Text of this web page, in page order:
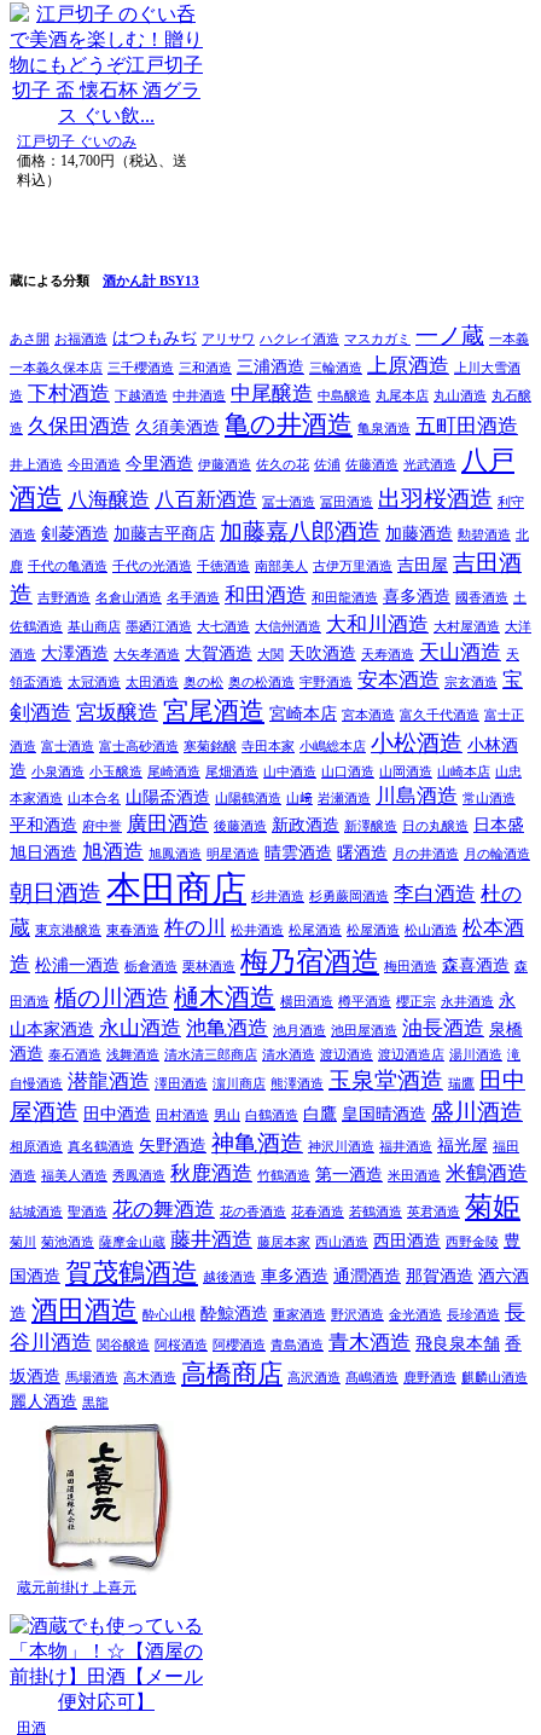
江戸切子 ぐいのみ
価格：14,700円（税込、送
料込）
蔵による分類 酒かん計 BSY13
あさ開 お福酒造 はつもみぢ アリサワ ハクレイ酒造 マスカガミ 一ノ蔵 一本義
一本義久保本店 三千櫻酒造 三和酒造 三浦酒造 三輪酒造 上原酒造 上川大雪酒
造 下村酒造 下越酒造 中井酒造 中尾醸造 中島醸造 丸尾本店 丸山酒造 丸石醸
造 久保田酒造 久須美酒造 亀の井酒造 亀泉酒造 五町田酒造
井上酒造 今田酒造 今里酒造 伊藤酒造 佐久の花 佐浦 佐藤酒造 光武酒造
八戸
酒造 八海醸造 八百新酒造 冨士酒造 冨田酒造 出羽桜酒造 利守
酒造 剣菱酒造 加藤吉平商店 加藤嘉八郎酒造 加藤酒造 勲碧酒造 北
鹿 千代の亀酒造 千代の光酒造 千徳酒造 南部美人 古伊万里酒造 吉田屋 吉田酒
造 吉野酒造 名倉山酒造 名手酒造 和田酒造 和田龍酒造 喜多酒造 國香酒造 土
佐鶴酒造 基山商店 墨廼江酒造 大七酒造 大信州酒造 大和川酒造 大村屋酒造 大洋
酒造 大澤酒造 大矢孝酒造 大賀酒造 大関 天吹酒造 天寿酒造 天山酒造 天
領盃酒造 太冠酒造 太田酒造 奥の松 奥の松酒造 宇野酒造 安本酒造 宗玄酒造 宝
剣酒造 宮坂醸造 宮尾酒造 宮崎本店 宮本酒造 富久千代酒造 富士正
酒造 富士酒造 富士高砂酒造 寒菊銘醸 寺田本家 小嶋総本店 小松酒造 小林酒
造 小泉酒造 小玉醸造 尾崎酒造 尾畑酒造 山中酒造 山口酒造 山岡酒造 山崎本店 山忠
本家酒造 山本合名 山陽盃酒造 山陽鶴酒造 山﨑 岩瀬酒造 川島酒造 常山酒造
平和酒造 府中誉 廣田酒造 後藤酒造 新政酒造 新澤醸造 日の丸醸造
日本盛
旭日酒造 旭酒造 旭鳳酒造 明星酒造 晴雲酒造 曙酒造 月の井酒造 月の輪酒造
朝日酒造 本田商店 杉井酒造 杉勇蕨岡酒造 李白酒造 杜の
蔵 東京港醸造 東春酒造 杵の川 松井酒造 松尾酒造 松屋酒造 松山酒造 松本酒
造 松浦一酒造 栃倉酒造 栗林酒造 梅乃宿酒造 梅田酒造 森喜酒造 森
田酒造 楯の川酒造 樋木酒造 横田酒造 樽平酒造 櫻正宗 永井酒造 永
山本家酒造 永山酒造 池亀酒造 池月酒造 池田屋酒造 油長酒造 泉橋
酒造 泰石酒造 浅舞酒造 清水清三郎商店 清水酒造 渡辺酒造 渡辺酒造店 湯川酒造 滝
自慢酒造 潜龍酒造 澤田酒造 濵川商店 熊澤酒造 玉泉堂酒造 瑞鷹
田中
屋酒造 田中酒造 田村酒造 男山 白鶴酒造 白鷹 皇国晴酒造 盛川酒造
相原酒造 真名鶴酒造 矢野酒造 神亀酒造 神沢川酒造 福井酒造 福光屋 福田
酒造 福美人酒造 秀鳳酒造 秋鹿酒造 竹鶴酒造 第一酒造 米田酒造 米鶴酒造
結城酒造 聖酒造 花の舞酒造 花の香酒造 花春酒造 若鶴酒造 英君酒造 菊姫
菊川 菊池酒造 薩摩金山蔵 藤井酒造 藤居本家 西山酒造 西田酒造 西野金陵 豊
国酒造 賀茂鶴酒造 越後酒造 車多酒造 通潤酒造 那賀酒造 酒六酒
造 酒田酒造 酔心山根 酔鯨酒造 重家酒造 野沢酒造 金光酒造 長珍酒造 長
谷川酒造 関谷醸造 阿桜酒造 阿櫻酒造 青島酒造 青木酒造 飛良泉本舗 香
坂酒造 馬場酒造 高木酒造 高橋商店 高沢酒造 髙嶋酒造 鹿野酒造 麒麟山酒造
麗人酒造 黒龍
蔵元前掛け 上喜元
田酒